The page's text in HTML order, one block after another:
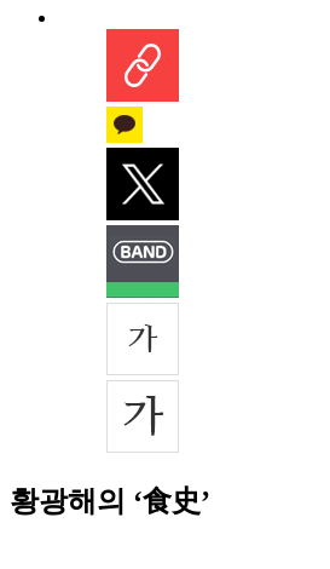
황광해의 ‘食史’